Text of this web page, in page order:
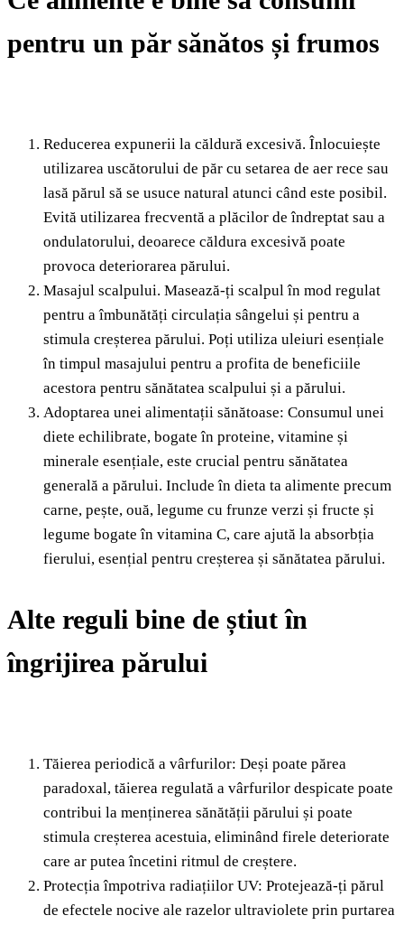
pentru un păr sănătos și frumos
Reducerea expunerii la căldură excesivă. Înlocuiește
utilizarea uscătorului de păr cu setarea de aer rece sau
lasă părul să se usuce natural atunci când este posibil.
Evită utilizarea frecventă a plăcilor de îndreptat sau a
ondulatorului, deoarece căldura excesivă poate
provoca deteriorarea părului.
Masajul scalpului. Masează-ți scalpul în mod regulat
pentru a îmbunătăți circulația sângelui și pentru a
stimula creșterea părului. Poți utiliza uleiuri esențiale
în timpul masajului pentru a profita de beneficiile
acestora pentru sănătatea scalpului și a părului.
Adoptarea unei alimentații sănătoase: Consumul unei
diete echilibrate, bogate în proteine, vitamine și
minerale esențiale, este crucial pentru sănătatea
generală a părului. Include în dieta ta alimente precum
carne, pește, ouă, legume cu frunze verzi și fructe și
legume bogate în vitamina C, care ajută la absorbția
fierului, esențial pentru creșterea și sănătatea părului.
Alte reguli bine de știut în
îngrijirea părului
Tăierea periodică a vârfurilor: Deși poate părea
paradoxal, tăierea regulată a vârfurilor despicate poate
contribui la menținerea sănătății părului și poate
stimula creșterea acestuia, eliminând firele deteriorate
care ar putea încetini ritmul de creștere.
Protecția împotriva radiațiilor UV: Protejează-ți părul
de efectele nocive ale razelor ultraviolete prin purtarea